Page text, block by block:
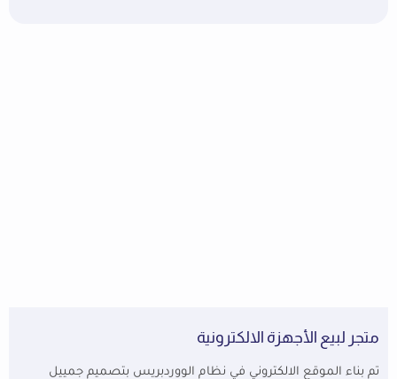
متجر لبيع الأجهزة الالكترونية
تم بناء الموقع الالكتروني في نظام الووردبريس بتصميم جمييل